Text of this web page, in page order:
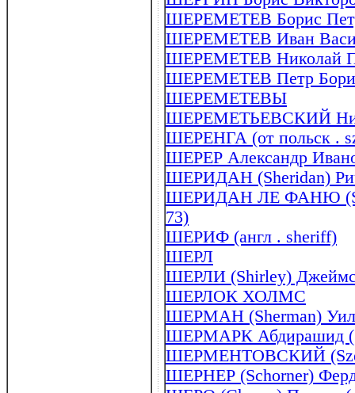
ШЕРЕМЕТЕВ Борис
ШЕРЕМЕТЕВ Иван
ШЕРЕМЕТЕВ Николай
ШЕРЕМЕТЕВ Петр
ШЕРЕМЕТЕВЫ
ШЕРЕМЕТЬЕВСКИЙ
ШЕРЕНГА (от польск .
ШЕРЕР Александр
ШЕРИДАН (Sheridan)
ШЕРИДАН ЛЕ ФАНЮ
73)
ШЕРИФ (англ . sheriff)
ШЕРЛ
ШЕРЛИ (Shirley) Джеймс
ШЕРЛОК ХОЛМС
ШЕРМАН (Sherman)
ШЕРМАРК Абдирашид
ШЕРМЕНТОВСКИЙ
ШЕРНЕР (Schorner)